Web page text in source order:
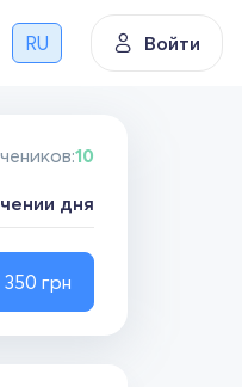
RU Войти
10
дня
350 грн